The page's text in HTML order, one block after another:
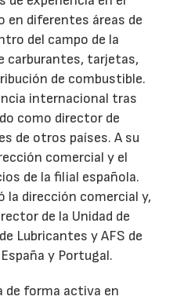
en diferentes áreas de
del campo de la
carburantes, tarjetas,
de combustible.
internacional tras
como director de
de otros países. A su
comercial y el
de la filial española.
la dirección comercial y,
de la Unidad de
Lubricantes y AFS de
y Portugal.
de forma activa en